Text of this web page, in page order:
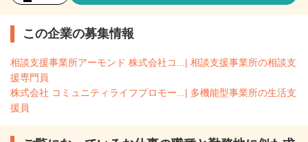
この企業の募集情報
相談支援事業所アーモンド 株式会社コ...| 相談支援事業所の相談支
援専門員
株式会社 コミュニティライフプロモー...| 多機能型事業所の生活支
援員